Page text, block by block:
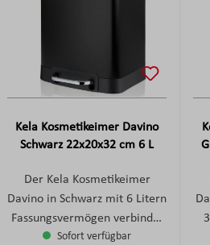
Kela Kosmetikeimer Davino
Schwarz 22x20x32 cm 6 L
Der Kela Kosmetikeimer
Davino in Schwarz mit 6 Litern
Fassungsvermögen verbindet
modernes Design, praktische
Sofort verfügbar